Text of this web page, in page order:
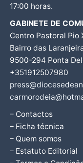
17:00 horas.
GABINETE DE
Centro Pastoral Pio
Bairro das
9500-294 Ponta
+351912507980
– Contactos
– Ficha técnica
– Quem somos
– Estatuto Editorial